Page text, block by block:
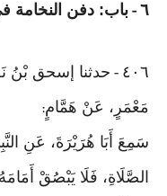
٦ - باب: دفن النخامة
٤٠٦ - حدثنا إسحق بْنُ
مَعْمَرٍ، عَنْ هَمَّامٍ:
سَمِعَ أَبَا هُرَيْرَةَ، عَنِ
الصَّلَاةِ، فَلَا يَبْصُقْ